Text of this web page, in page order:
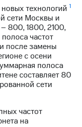
технологий 1
сети Москвы и
800, 1800, 2100,
частот
после замены
с осени
полоса
составляет 80
сети
частот
на